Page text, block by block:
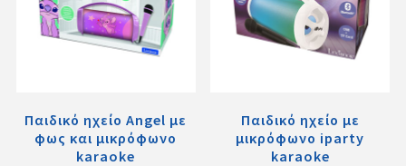
Παιδικό ηχείο Angel με
φως και μικρόφωνο
karaoke
Παιδικό ηχείο με
μικρόφωνο iparty
karaoke